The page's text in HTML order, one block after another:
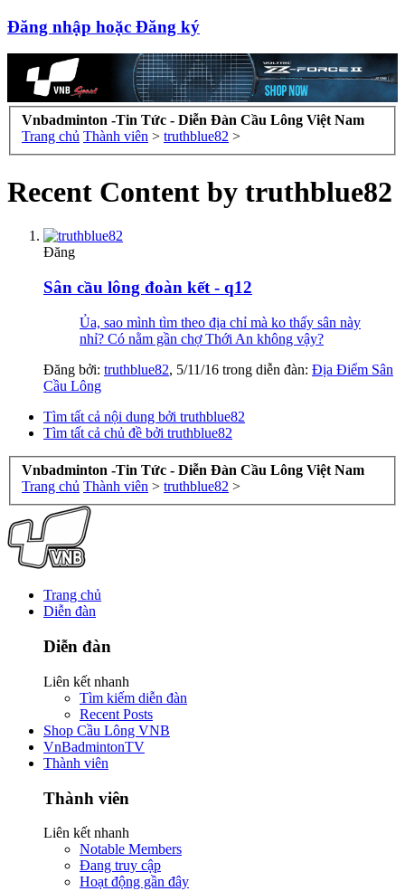
Đăng nhập hoặc Đăng ký
Vnbadminton -Tin Tức - Diễn Đàn Cầu Lông Việt Nam
Trang chủ Thành viên > truthblue82 >
Recent Content by truthblue82
Đăng
Sân cầu lông đoàn kết - q12
Ủa, sao mình tìm theo địa chỉ mà ko thấy sân này
nhỉ? Có nằm gần chợ Thới An không vậy?
Đăng bởi: truthblue82, 5/11/16 trong diễn đàn: Địa Điểm Sân
Cầu Lông
Tìm tất cả nội dung bởi truthblue82
Tìm tất cả chủ đề bởi truthblue82
Vnbadminton -Tin Tức - Diễn Đàn Cầu Lông Việt Nam
Trang chủ Thành viên > truthblue82 >
Trang chủ
Diễn đàn
Diễn đàn
Liên kết nhanh
Tìm kiếm diễn đàn
Recent Posts
Shop Cầu Lông VNB
VnBadmintonTV
Thành viên
Thành viên
Liên kết nhanh
Notable Members
Đang truy cập
Hoạt động gần đây